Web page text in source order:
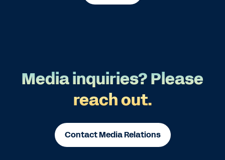
Media inquiries? Please
reach out.
Contact Media Relations